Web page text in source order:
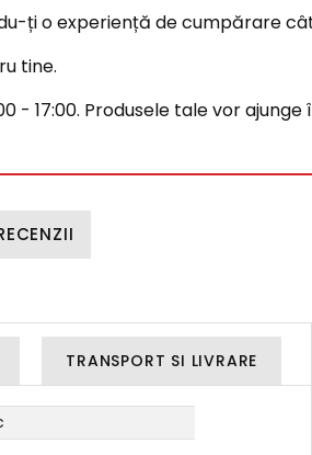
ți o experiență de cumpărare
tine.
- 17:00. Produsele tale vor
TRANSPORT SI LIVRARE